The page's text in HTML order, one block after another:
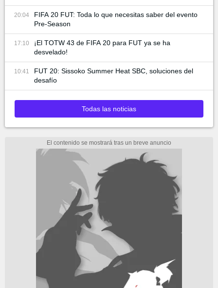
20:04
FIFA 20 FUT: Toda lo que necesitas saber del evento
Pre-Season
17:10
¡El TOTW 43 de FIFA 20 para FUT ya se ha
desvelado!
10:41
FUT 20: Sissoko Summer Heat SBC, soluciones del
desafío
Todas las noticias